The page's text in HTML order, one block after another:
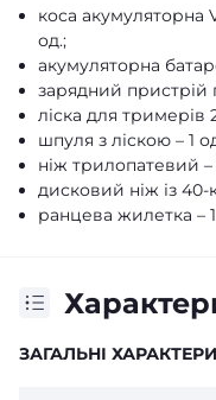
коса акумуляторна
од.;
акумуляторна
зарядний пристрій
ліска для тримерів
шпуля з ліскою – 1
ніж трилопатевий –
дисковий ніж із 40-
ранцева жилетка –
ЗАГАЛЬНІ